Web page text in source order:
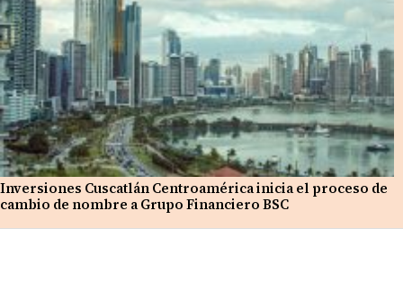
Inversiones Cuscatlán Centroamérica inicia el proceso de
cambio de nombre a Grupo Financiero BSC